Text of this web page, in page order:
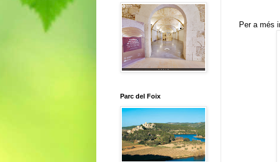
Per a més
Parc del Foix